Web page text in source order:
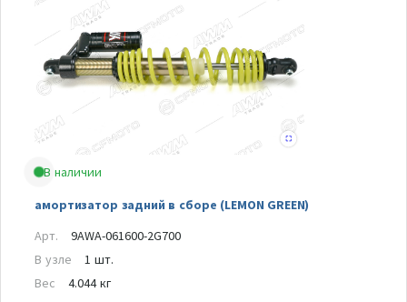
В наличии
амортизатор задний в сборе (LEMON GREEN)
Арт.
9AWA-061600-2G700
В узле
1 шт.
Вес
4.044 кг